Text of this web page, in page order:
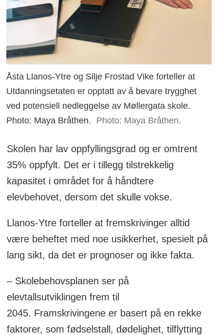
Åsta Llanos-Ytre og Silje Frostad Vike forteller at
Utdanningsetaten er opptatt av å bevare trygghet
ved potensiell nedleggelse av Møllergata skole.
Photo: Maya Bråthen.
Photo: Maya Bråthen.
Skolen har lav oppfyllingsgrad og er omtrent
35% oppfylt. Det er i tillegg tilstrekkelig
kapasitet i området for å håndtere
elevbehovet, dersom det skulle vokse.
Llanos-Ytre forteller at fremskrivinger alltid
være beheftet med noe usikkerhet, spesielt på
lang sikt, da det er prognoser og ikke fakta.
– Skolebehovsplanen ser på
elevtallsutviklingen frem til
2045. Framskrivingene er basert på en rekke
faktorer, som fødselstall, dødelighet, tilflytting